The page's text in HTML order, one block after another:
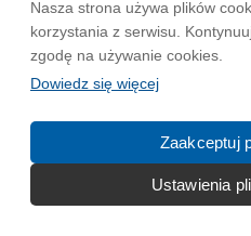
Nasza strona używa plików
korzystania z serwisu.
zgodę na używanie cookies.
Dowiedz się więcej
Zaakceptuj
Ustawienia